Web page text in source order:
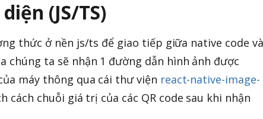
(JS/TS)
thức ở nền js/ts để giao tiếp giữa native code và
chúng ta sẽ nhận 1 đường dẫn hình ảnh được
máy thông qua cái thư viện react-native-image-
cách chuỗi giá trị của các QR code sau khi nhận